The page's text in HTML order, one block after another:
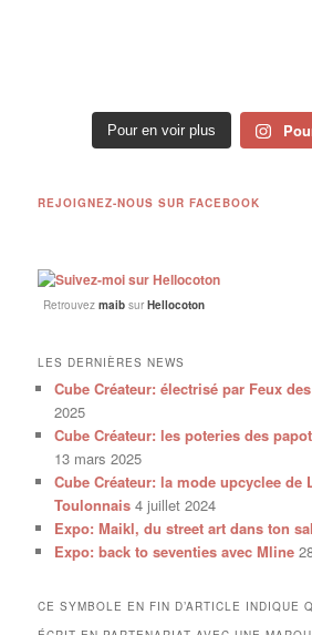
Pour en voir plus
REJOIGNEZ-NOUS SUR FACEBOOK
Retrouvezmaib surHellocoton
LES DERNIÈRES NEWS
Cube Créateur: électrisé par Feux
2025
Cube Créateur: les poteries des
13 mars 2025
Cube Créateur: la mode upcyclee de
Toulonnais 4 juillet 2024
Expo: Maikl, du street art dans ton
Expo: back to seventies avec Mline
CE SYMBOLE EN FIN D’ARTICLE INDIQUE